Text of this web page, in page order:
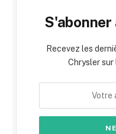
S'abonner
Recevez les
Chrysler